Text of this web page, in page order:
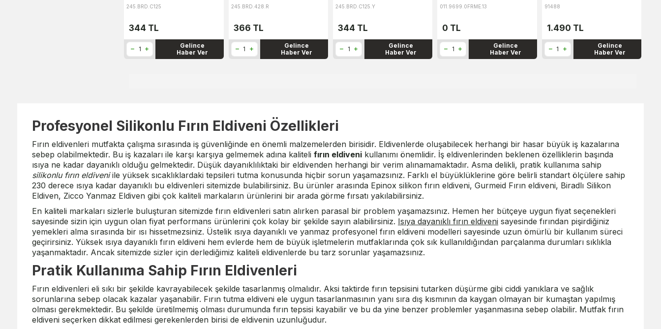
245.BRD.C125
344 TL
Gelince
Haber Ver
245.BRD.428.R
366 TL
Gelince
Haber Ver
245.BRD.C125.Y
344 TL
Gelince
Haber Ver
011.9699.0FRME.13
0 TL
Gelince
Haber Ver
91488
1.490 TL
Gelince
Haber Ver
Profesyonel Silikonlu Fırın Eldiveni Özellikleri
Fırın eldivenleri mutfakta çalışma sırasında iş güvenliğinde en önemli malzemelerden birisidir. Eldivenlerde oluşabilecek herhangi bir hasar büyük iş kazalarına
sebep olabilmektedir. Bu iş kazaları ile karşı karşıya gelmemek adına kaliteli fırın eldiveni kullanımı önemlidir. İş eldivenlerinden beklenen özelliklerin başında
ısıya ne kadar dayanıklı olduğu gelmektedir. Düşük dayanıklılıktaki bir eldivenden herhangi bir verim alınamamaktadır. Asma delikli, pratik kullanıma sahip
silikonlu fırın eldiveniile yüksek sıcaklıklardaki tepsileri tutma konusunda hiçbir sorun yaşamazsınız. Farklı el büyüklüklerine göre belirli standart ölçülere sahip
230 derece ısıya kadar dayanıklı bu eldivenleri sitemizde bulabilirsiniz. Bu ürünler arasında Epinox silikon fırın eldiveni, Gurmeid Fırın eldiveni, Biradlı Silikon
Eldiven, Zicco Yanmaz Eldiven gibi çok kaliteli markaların ürünlerini bir arada görme fırsatı yakılabilirsiniz.
En kaliteli markaları sizlerle buluşturan sitemizde fırın eldivenleri satın alırken parasal bir problem yaşamazsınız. Hemen her bütçeye uygun fiyat seçenekleri
sayesinde sizin için uygun olan fiyat performans ürünlerini çok kolay bir şekilde sayın alabilirsiniz. Isıya dayanıklı fırın eldiveni sayesinde fırından pişirdiğiniz
yemekleri alma sırasında bir ısı hissetmezsiniz. Üstelik ısıya dayanıklı ve yanmaz profesyonel fırın eldiveni modelleri sayesinde uzun ömürlü bir kullanım süreci
geçirirsiniz. Yüksek ısıya dayanıklı fırın eldiveni hem evlerde hem de büyük işletmelerin mutfaklarında çok sık kullanıldığından parçalanma durumları sıklıkla
yaşanmaktadır. Ancak sitemizde sizler için derlediğimiz kaliteli eldivenlerde bu tarz sorunlar yaşamazsınız.
Pratik Kullanıma Sahip Fırın Eldivenleri
Fırın eldivenleri eli sıkı bir şekilde kavrayabilecek şekilde tasarlanmış olmalıdır. Aksi taktirde fırın tepsisini tutarken düşürme gibi ciddi yanıklara ve sağlık
sorunlarına sebep olacak kazalar yaşanabilir. Fırın tutma eldiveni ele uygun tasarlanmasının yanı sıra dış kısmının da kaygan olmayan bir kumaştan yapılmış
olması gerekmektedir. Bu şekilde üretilmemiş olması durumunda fırın tepsisi kayabilir ve bu da yine benzer problemler yaşanmasına sebep olabilir. Mutfak fırın
eldiveni seçerken dikkat edilmesi gerekenlerden birisi de eldivenin uzunluğudur.